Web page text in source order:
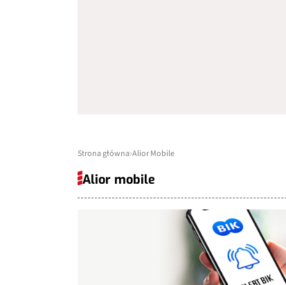
Strona główna Alior Mobile
Alior mobile